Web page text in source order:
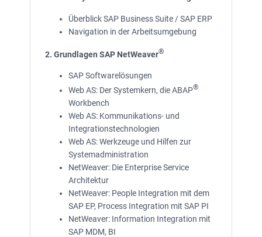
Überblick SAP Business Suite / SAP ERP
Navigation in der Arbeitsumgebung
2. Grundlagen SAP NetWeaver®
SAP Softwarelösungen
Web AS: Der Systemkern, die ABAP®
Workbench
Web AS: Kommunikations- und
Integrationstechnologien
Web AS: Werkzeuge und Hilfen zur
Systemadministration
NetWeaver: Die Enterprise Service
Architektur
NetWeaver: People Integration mit dem
SAP EP, Process Integration mit SAP PI
NetWeaver: Information Integration mit
SAP MDM, BI